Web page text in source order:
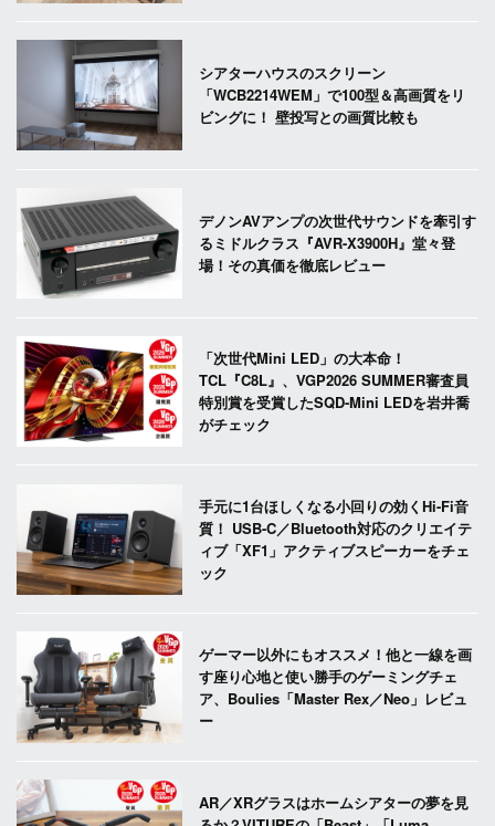
シアターハウスのスクリーン
「WCB2214WEM」で100型＆高画質をリ
ビングに！ 壁投写との画質比較も
デノンAVアンプの次世代サウンドを牽引す
るミドルクラス『AVR-X3900H』堂々登
場！その真価を徹底レビュー
「次世代Mini LED」の大本命！
TCL『C8L』、VGP2026 SUMMER審査員
特別賞を受賞したSQD-Mini LEDを岩井喬
がチェック
手元に1台ほしくなる小回りの効くHi-Fi音
質！ USB-C／Bluetooth対応のクリエイテ
ィブ「XF1」アクティブスピーカーをチェ
ック
ゲーマー以外にもオススメ！他と一線を画
す座り心地と使い勝手のゲーミングチェ
ア、Boulies「Master Rex／Neo」レビュ
ー
AR／XRグラスはホームシアターの夢を見